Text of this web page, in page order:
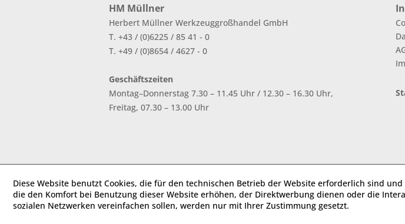
HM Müllner
Herbert Müllner Werkzeuggroßhandel GmbH
T. +43 / (0)6225 / 85 41 - 0
T. +49 / (0)8654 / 4627 - 0
Geschäftszeiten
Montag–Donnerstag 7.30 – 11.45 Uhr / 12.30 – 16.30 Uhr,
Freitag, 07.30 – 13.00 Uhr
Diese Website benutzt Cookies, die für den technischen Betrieb der Website erforderlich sind
die den Komfort bei Benutzung dieser Website erhöhen, der Direktwerbung dienen oder die
sozialen Netzwerken vereinfachen sollen, werden nur mit Ihrer Zustimmung gesetzt.